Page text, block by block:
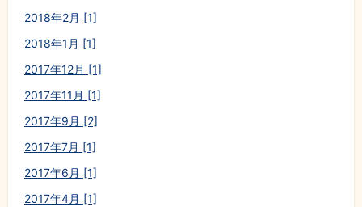
2018年2月 [1]
2018年1月 [1]
2017年12月 [1]
2017年11月 [1]
2017年9月 [2]
2017年7月 [1]
2017年6月 [1]
2017年4月 [1]